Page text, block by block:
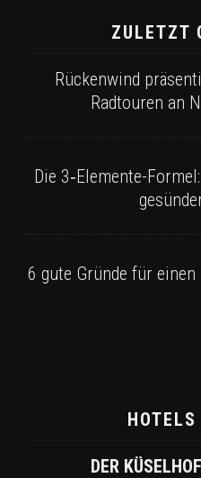
ZULETZT
Rückenwind
Radtouren an
Die 3‑Elemente-
6 gute Gründe für
DER